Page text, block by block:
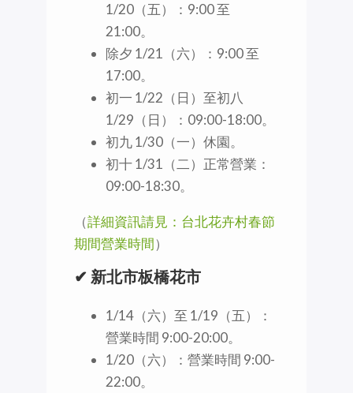
1/20（五）：9:00 至
21:00。
除夕 1/21（六）：9:00 至
17:00。
初一 1/22（日）至初八
1/29（日）：09:00-18:00。
初九 1/30（一）休園。
初十 1/31（二）正常營業：
09:00-18:30。
（詳細資訊請見：台北花卉村春節
期間營業時間）
✔ 新北市板橋花市
1/14（六）至 1/19（五）：
營業時間 9:00-20:00。
1/20（六）：營業時間 9:00-
22:00。